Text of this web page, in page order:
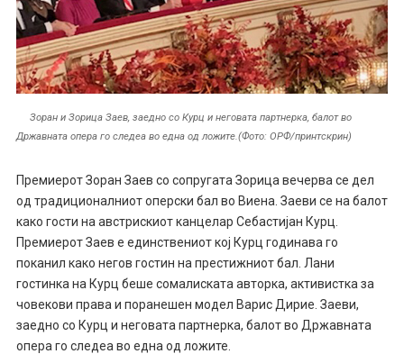
Зоран и Зорица Заев, заедно со Курц и неговата партнерка, балот во
Државната опера го следеа во една од ложите.(Фото: ОРФ/принтскрин)
Премиерот Зоран Заев со сопругата Зорица вечерва се дел
од традиционалниот оперски бал во Виена. Заеви се на балот
како гости на австрискиот канцелар Себастијан Курц.
Премиерот Заев е единствениот коj Курц годинава го
поканил како негов гостин на престижниот бал. Лани
гостинка на Курц беше сомалиската авторка, активистка за
човекови права и поранешен модел Варис Дирие. Заеви,
заедно со Курц и неговата партнерка, балот во Државната
опера го следеа во една од ложите.